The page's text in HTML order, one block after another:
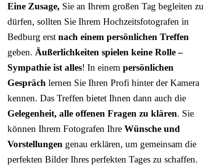
Eine Zusage, Sie an Ihrem großen Tag begleiten zu
dürfen, sollten Sie Ihrem Hochzeitsfotografen in
Bedburg erst nach einem persönlichen Treffen
geben. Äußerlichkeiten spielen keine Rolle –
Sympathie ist alles! In einem persönlichen
Gespräch lernen Sie Ihren Profi hinter der Kamera
kennen. Das Treffen bietet Ihnen dann auch die
Gelegenheit, alle offenen Fragen zu klären. Sie
können Ihrem Fotografen Ihre Wünsche und
Vorstellungen genau erklären, um gemeinsam die
perfekten Bilder Ihres perfekten Tages zu schaffen.